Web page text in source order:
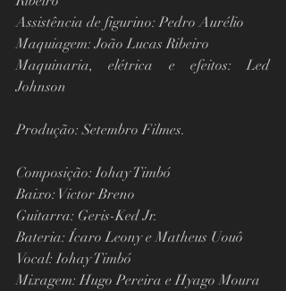
Assistência de figurino: Pedro Aurélio
Maquiagem: João Lucas Ribeiro
Maquinaria, elétrica e efeitos: Led
Johnson
Produção: Setembro Filmes.
Composição: Iohay Timbó
Baixo: Victor Breno
Guitarra: Geris-Ked Jr.
Bateria: Ícaro Leony e Matheus Uouô
Vocal: Iohay Timbó
Mixagem: Hugo Pereira e Hyago Moura